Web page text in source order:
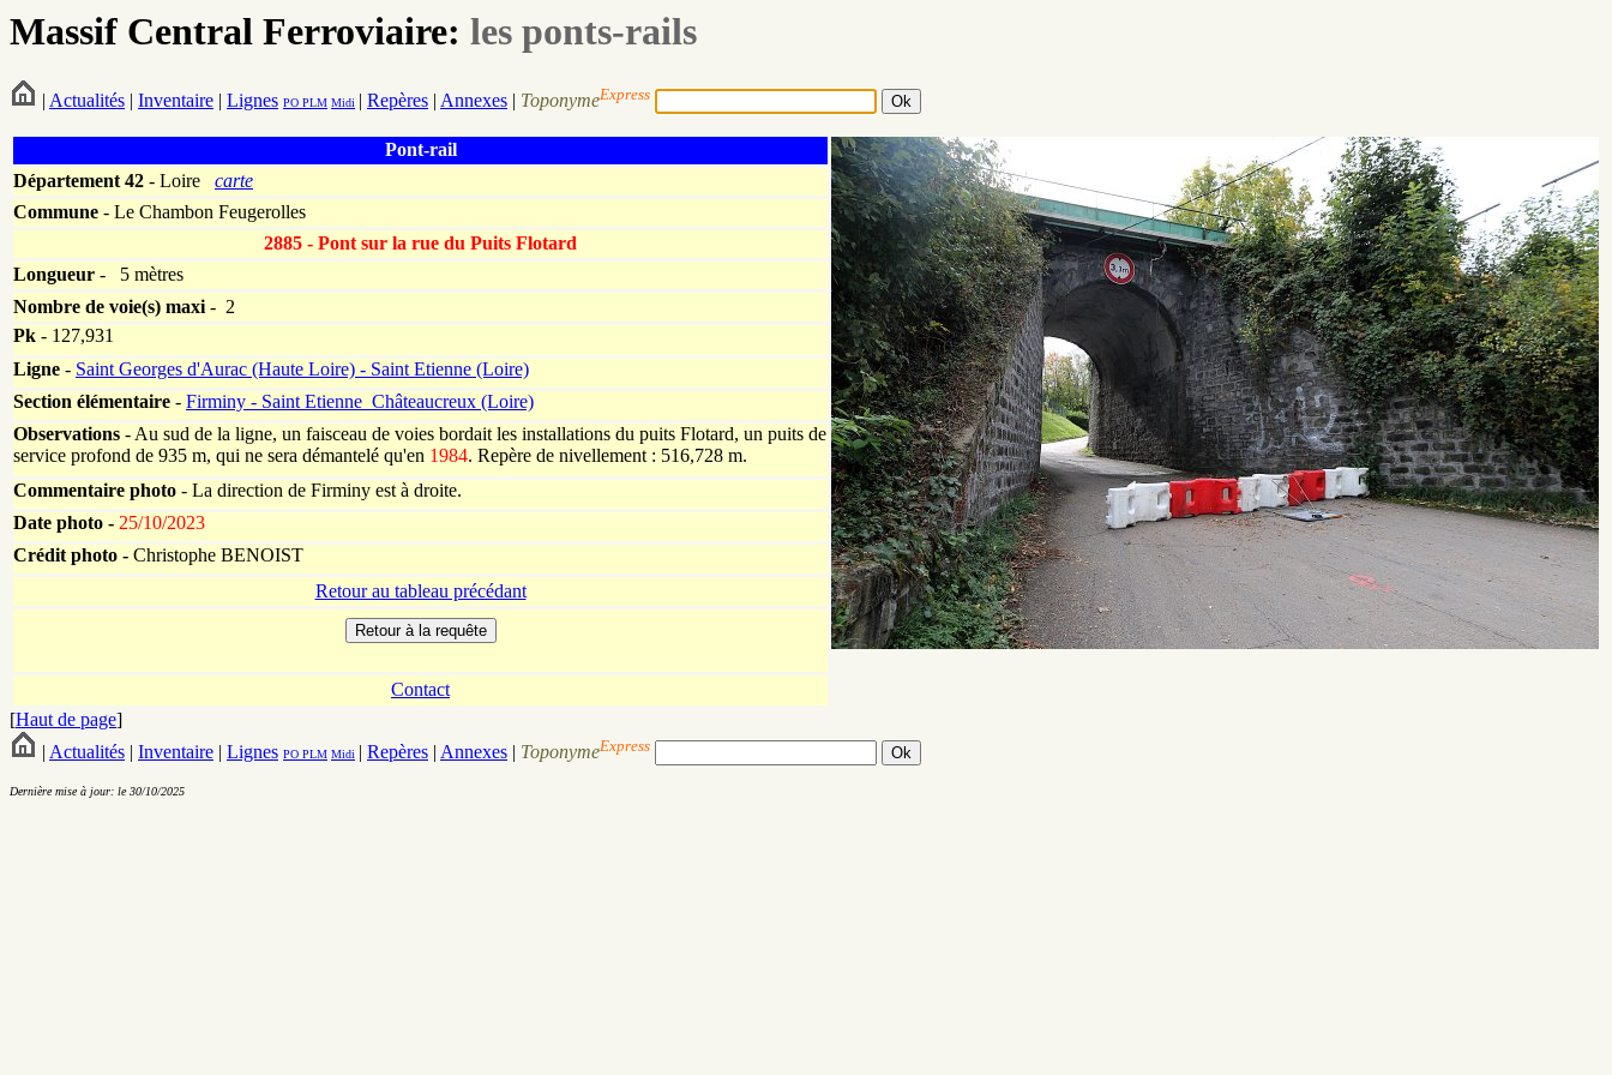
Massif Central Ferroviaire: les ponts-rails
| Actualités | Inventaire | Lignes PO PLM Midi | Repères | Annexes | ToponymeExpress
Pont-rail
Département42 - Loire carte
Commune - Le Chambon Feugerolles
2885 - Pont sur la rue du Puits Flotard
Longueur -
5 mètres
Nombre de voie(s) maxi- 2
Pk - 127,931
Ligne - Saint Georges d'Aurac (Haute Loire) - Saint Etienne (Loire)
Section élémentaire - Firminy - Saint Etienne_Châteaucreux (Loire)
Observations - Au sud de la ligne, un faisceau de voies bordait les installations du puits Flotard, un puits de
service profond de 935 m, qui ne sera démantelé qu'en 1984. Repère de nivellement : 516,728 m.
Commentaire photo - La direction de Firminy est à droite.
Date photo - 25/10/2023
Crédit photo - Christophe BENOIST
Retour au tableau précédant
Contact
[Haut de page]
| Actualités | Inventaire | Lignes PO PLM Midi | Repères | Annexes | ToponymeExpress
Dernière mise à jour: le 30/10/2025